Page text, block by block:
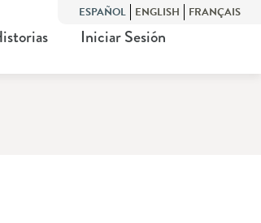
ESPAÑOL ENGLISH FRANÇAIS
Iniciar Sesión